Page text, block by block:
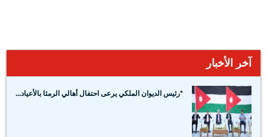
آخر الأخبار
*رئيس الديوان الملكي يرعى احتفال أهالي الرمثا بالأعياد...